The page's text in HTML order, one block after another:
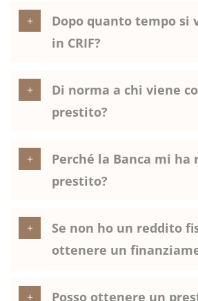
Dopo quanto tempo si
in CRIF?
Di norma a chi viene
prestito?
Perché la Banca mi
prestito?
Se non ho un reddito
ottenere un
Posso ottenere un